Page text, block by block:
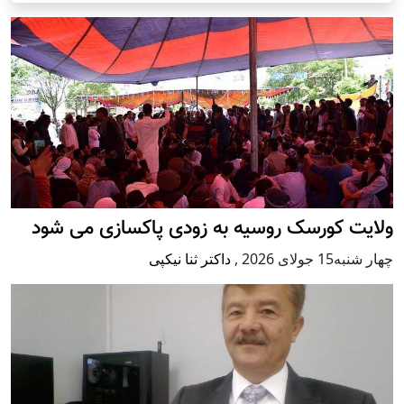
ولایت کورسک روسیه به زودی پاکسازی می شود
چهار شنبه15 جولای 2026 , داکتر ثنا نیکپی